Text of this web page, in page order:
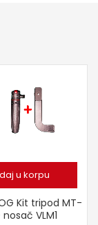
u korpu
Kit tripod MT-
VLM1